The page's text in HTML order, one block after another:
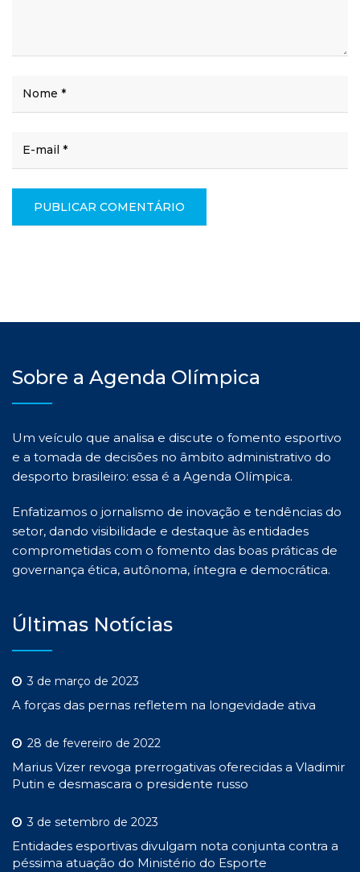
Sobre a Agenda Olímpica
Um veículo que analisa e discute o fomento esportivo
e a tomada de decisões no âmbito administrativo do
desporto brasileiro: essa é a Agenda Olímpica.
Enfatizamos o jornalismo de inovação e tendências do
setor, dando visibilidade e destaque às entidades
comprometidas com o fomento das boas práticas de
governança ética, autônoma, íntegra e democrática.
Últimas Notícias
3 de março de 2023
A forças das pernas refletem na longevidade ativa
28 de fevereiro de 2022
Marius Vizer revoga prerrogativas oferecidas a Vladimir
Putin e desmascara o presidente russo
3 de setembro de 2023
Entidades esportivas divulgam nota conjunta contra a
péssima atuação do Ministério do Esporte